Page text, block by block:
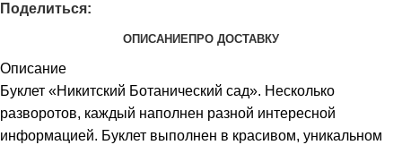
Поделиться:
ОПИСАНИЕПРО ДОСТАВКУ
Описание
Буклет «Никитский Ботанический сад». Несколько
разворотов, каждый наполнен разной интересной
информацией. Буклет выполнен в красивом, уникальном